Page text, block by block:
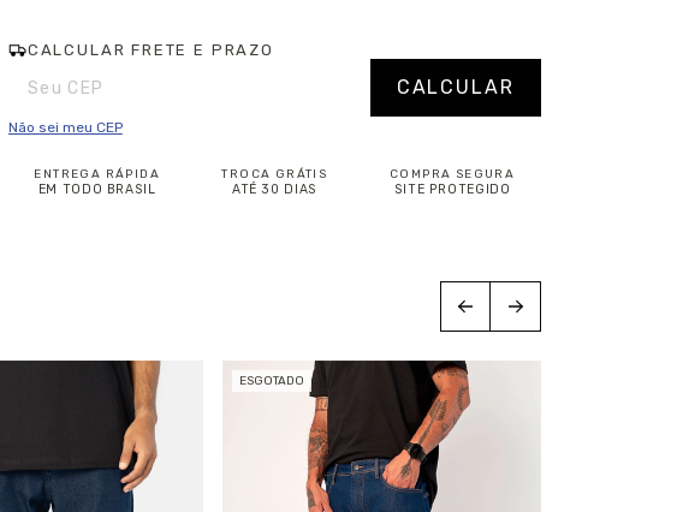
CALCULAR FRETE E PRAZO
Entregas para o CEP: Alterar CEP
CALCULAR
Não sei meu CEP
ENTREGA RÁPIDA
EM TODO BRASIL
TROCA GRÁTIS
ATÉ 30 DIAS
COMPRA SEGURA
SITE PROTEGIDO
ESGOTADO